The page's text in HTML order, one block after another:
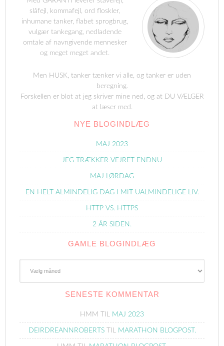
slåfejl, kommafejl, ord floskler,
inhumane tanker, flabet sprogbrug,
vulgær tankegang, nedladende
omtale af navngivende mennesker
og meget meget andet.
Men HUSK, tanker tænker vi alle, og tanker er uden
beregning.
Forskellen er blot at jeg skriver mine ned, og at DU VÆLGER
at læser med.
NYE BLOGINDLÆG
MAJ 2023
JEG TRÆKKER VEJRET ENDNU
MAJ LØRDAG
EN HELT ALMINDELIG DAG I MIT UALMINDELIGE LIV.
HTTP VS. HTTPS
2 ÅR SIDEN.
GAMLE BLOGINDLÆG
SENESTE KOMMENTAR
HMM TIL MAJ 2023
DEIRDREANNROBERTSTIL MARATHON BLOGPOST.